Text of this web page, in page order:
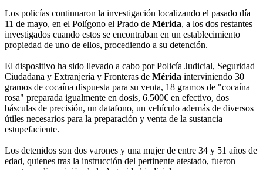
Los policías continuaron la investigación localizando el pasado día
11 de mayo, en el Polígono el Prado de Mérida, a los dos restantes
investigados cuando estos se encontraban en un establecimiento
propiedad de uno de ellos, procediendo a su detención.
El dispositivo ha sido llevado a cabo por Policía Judicial, Seguridad
Ciudadana y Extranjería y Fronteras de Mérida interviniendo 30
gramos de cocaína dispuesta para su venta, 18 gramos de "cocaína
rosa" preparada igualmente en dosis, 6.500€ en efectivo, dos
básculas de precisión, un datafono, un vehículo además de diversos
útiles necesarios para la preparación y venta de la sustancia
estupefaciente.
Los detenidos son dos varones y una mujer de entre 34 y 51 años de
edad, quienes tras la instrucción del pertinente atestado, fueron